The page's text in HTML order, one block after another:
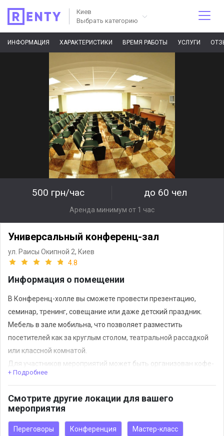
Киев
Выбрать категорию
ИНФОРМАЦИЯ ХАРАКТЕРИСТИКИ ВРЕМЯ РАБОТЫ УСЛУГИ
500 грн/час до 60 чел
Аренда минимум от 1 час
Универсальный конференц-зал
ул. Раисы Окипной 2, Киев
4.8
Информация о помещении
В Конференц-холле вы сможете провести презентацию,
семинар, тренинг, совещание или даже детский праздник.
Мебель в зале мобильна, что позволяет разместить
посетителей как за круглым столом, театральной рассадкой
или классной комнатой.
Для участников мероприятий может быть организован кофе-
брейк, обед или ужин.
+ Подробнее
Смотрите другие локации для вашего
мероприятия
Переговоры Конференция Мастер-класс